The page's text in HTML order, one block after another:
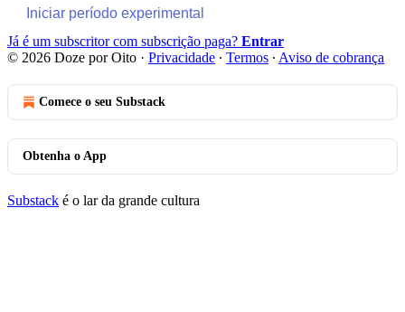
Iniciar período experimental
Já é um subscritor com subscrição paga? Entrar
© 2026 Doze por Oito · Privacidade ∙ Termos ∙ Aviso de cobrança
Comece o seu Substack
Obtenha o App
Substack é o lar da grande cultura